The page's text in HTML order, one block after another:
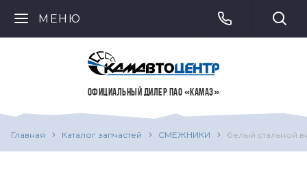
МЕНЮ
ОФИЦИАЛЬНЫЙ ДИЛЕР ПАО «КАМАЗ»
Главная Каталог запчастей СМЕЖНИКИ белый стальной